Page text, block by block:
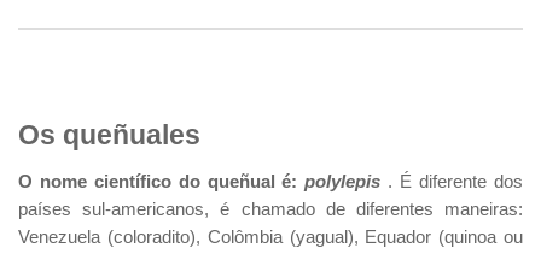
Os queñuales
O nome científico do queñual é:polylepis . É diferente dos
países sul-americanos, é chamado de diferentes maneiras:
Venezuela (coloradito), Colômbia (yagual), Equador (quinoa ou